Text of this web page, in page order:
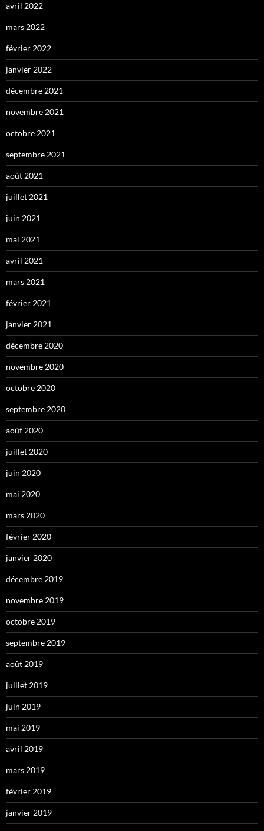
avril 2022
mars 2022
février 2022
janvier 2022
décembre 2021
novembre 2021
octobre 2021
septembre 2021
août 2021
juillet 2021
juin 2021
mai 2021
avril 2021
mars 2021
février 2021
janvier 2021
décembre 2020
novembre 2020
octobre 2020
septembre 2020
août 2020
juillet 2020
juin 2020
mai 2020
mars 2020
février 2020
janvier 2020
décembre 2019
novembre 2019
octobre 2019
septembre 2019
août 2019
juillet 2019
juin 2019
mai 2019
avril 2019
mars 2019
février 2019
janvier 2019